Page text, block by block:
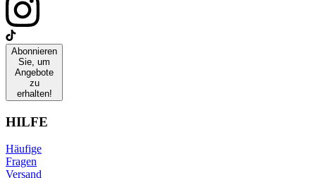
Abonnieren
Sie, um
Angebote
zu
erhalten!
HILFE
Häufige
Fragen
Versand